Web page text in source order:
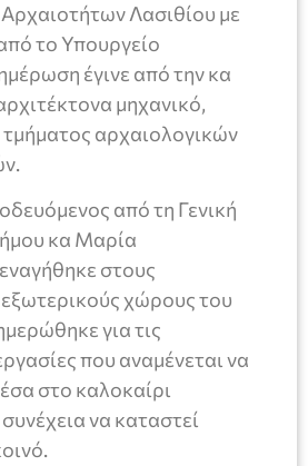
Λασιθίου με
το Υπουργείο
έγινε από την κα
μηχανικό,
αρχαιολογικών
από τη Γενική
κα Μαρία
στους
χώρους του
για τις
που αναμένεται να
στο καλοκαίρι
να καταστεί